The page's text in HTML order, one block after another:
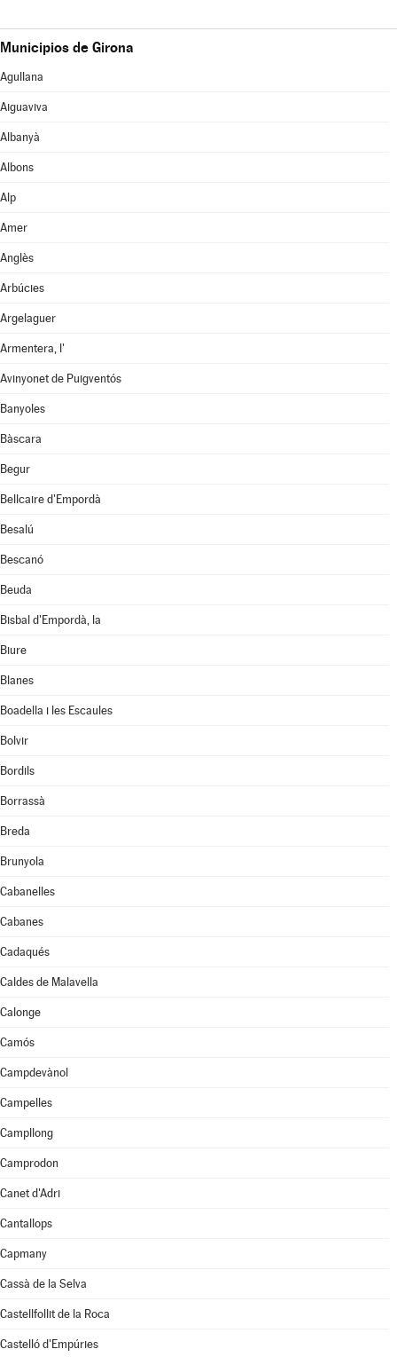
Municipios de Girona
Agullana
Aiguaviva
Albanyà
Albons
Alp
Amer
Anglès
Arbúcies
Argelaguer
Armentera, l'
Avinyonet de Puigventós
Banyoles
Bàscara
Begur
Bellcaire d'Empordà
Besalú
Bescanó
Beuda
Bisbal d'Empordà, la
Biure
Blanes
Boadella i les Escaules
Bolvir
Bordils
Borrassà
Breda
Brunyola
Cabanelles
Cabanes
Cadaqués
Caldes de Malavella
Calonge
Camós
Campdevànol
Campelles
Campllong
Camprodon
Canet d'Adri
Cantallops
Capmany
Cassà de la Selva
Castellfollit de la Roca
Castelló d'Empúries